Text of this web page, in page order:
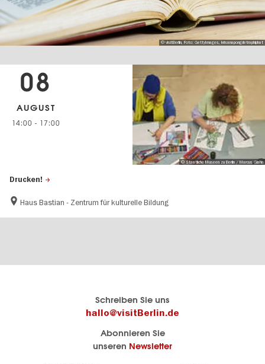
© visitBerlin, Foto: GettyImages, krisanapongdetraphiphat
Drucken!
Haus Bastian - Zentrum für kulturelle Bildung
08
AUGUST
14:00 - 17:00
© Staatliche Museen zu Berlin / Marcus Glahn
Schreiben Sie uns
hallo@visitBerlin.de
Abonnieren Sie
unseren Newsletter